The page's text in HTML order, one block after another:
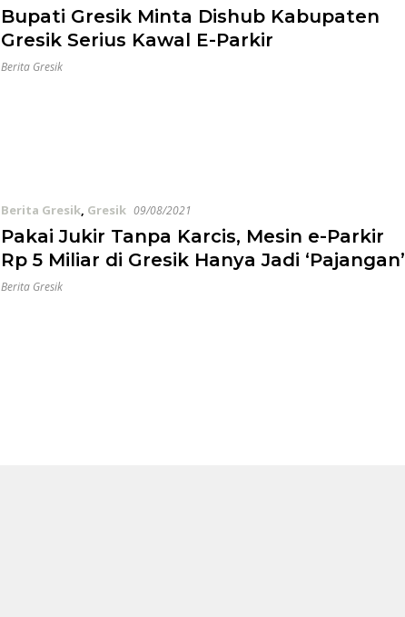
Bupati Gresik Minta Dishub Kabupaten
Gresik Serius Kawal E-Parkir
Berita Gresik
Berita Gresik, Gresik 09/08/2021
Pakai Jukir Tanpa Karcis, Mesin e-Parkir
Rp 5 Miliar di Gresik Hanya Jadi ‘Pajangan’
Berita Gresik